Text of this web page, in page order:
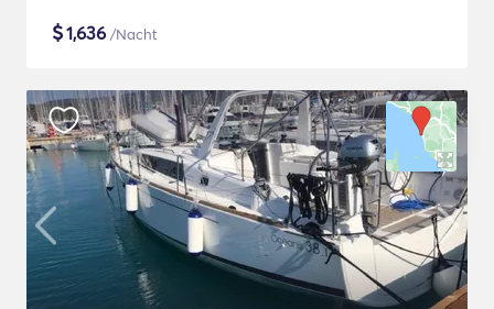
$1,636 /Nacht